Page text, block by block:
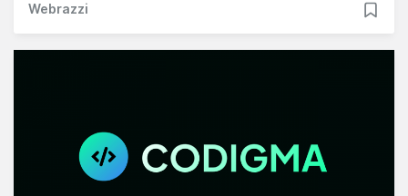
Webrazzi